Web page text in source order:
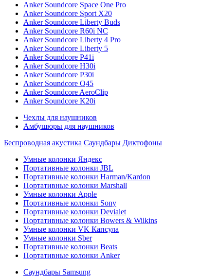
Anker Soundcore Space One Pro
Anker Soundcore Sport X20
Anker Soundcore Liberty Buds
Anker Soundcore R60i NC
Anker Soundcore Liberty 4 Pro
Anker Soundcore Liberty 5
Anker Soundcore P41i
Anker Soundcore H30i
Anker Soundcore P30i
Anker Soundcore Q45
Anker Soundcore AeroClip
Anker Soundcore K20i
Чехлы для наушников
Амбушюры для наушников
Беспроводная акустика Саундбары Диктофоны
Умные колонки Яндекс
Портативные колонки JBL
Портативные колонки Harman/Kardon
Портативные колонки Marshall
Умные колонки Apple
Портативные колонки Sony
Портативные колонки Devialet
Портативные колонки Bowers & Wilkins
Умные колонки VK Капсула
Умные колонки Sber
Портативные колонки Beats
Портативные колонки Anker
Саундбары Samsung